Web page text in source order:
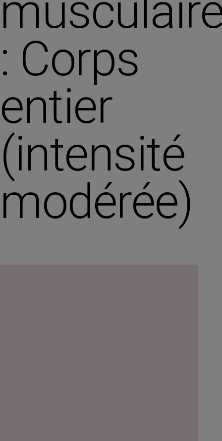
: Corps
entier
(intensité
modérée)